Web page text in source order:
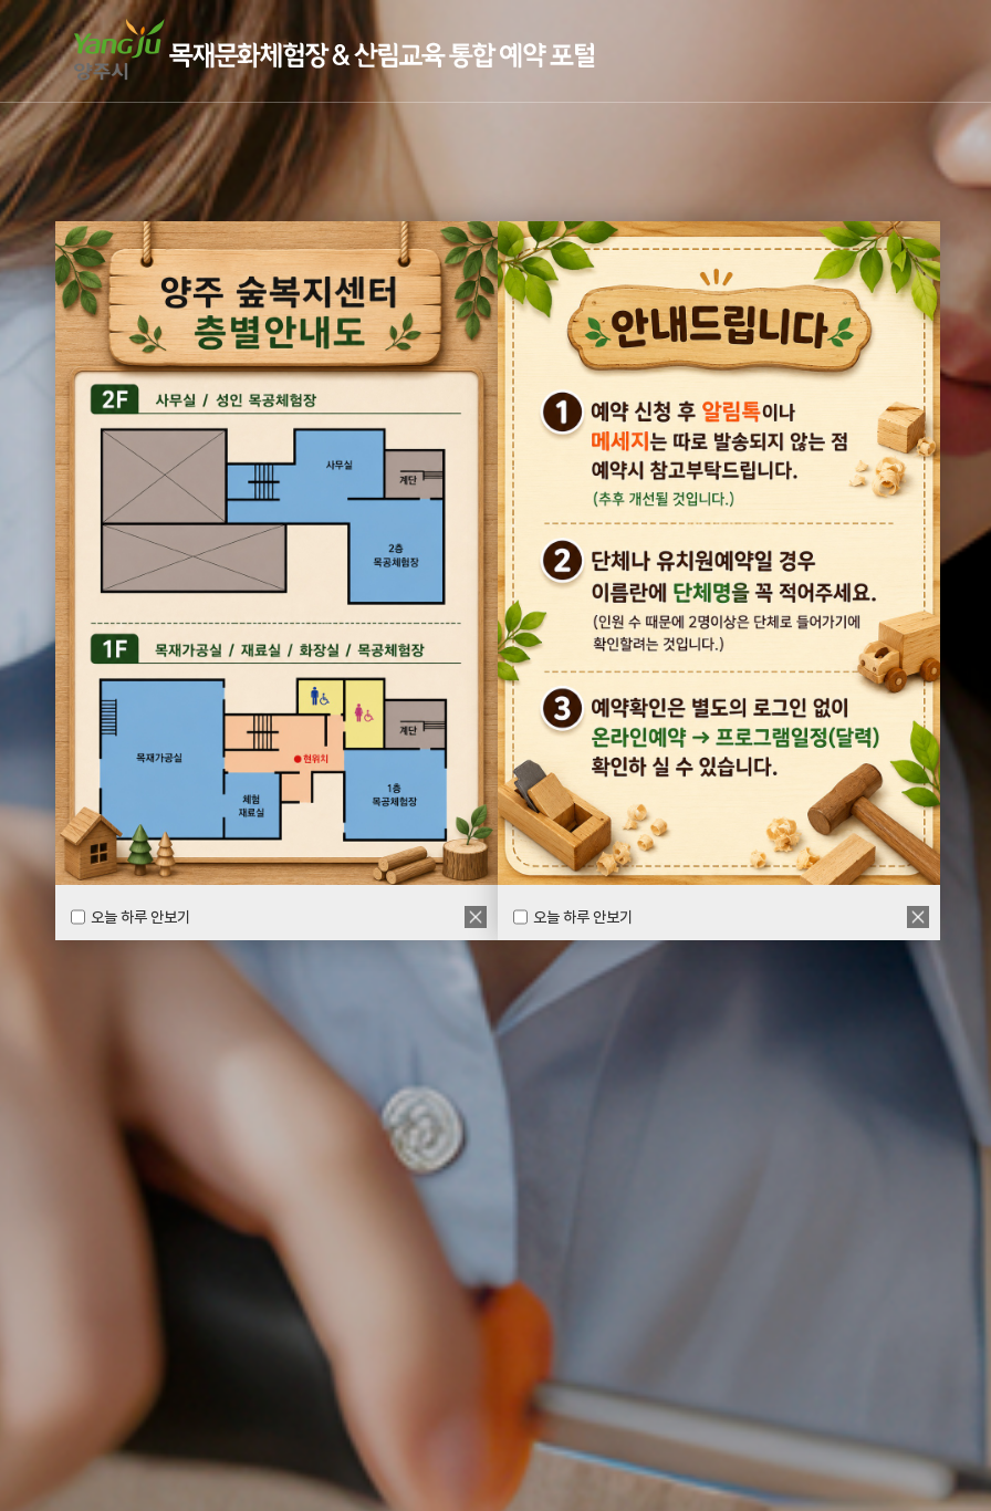
오늘 하루 안보기 오늘 하루 안보기